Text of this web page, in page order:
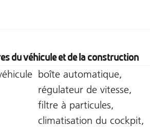
du véhicule et de la construction
boîte automatique,
régulateur de vitesse,
filtre à particules,
climatisation du cockpit,